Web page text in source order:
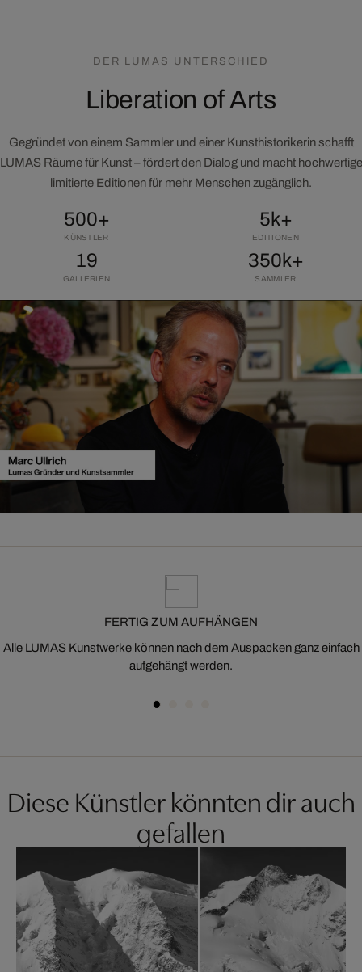
DER LUMAS UNTERSCHIED
Liberation of Arts
Gegründet von einem Sammler und einer Kunsthistorikerin schafft
LUMAS Räume für Kunst – fördert den Dialog und macht hochwertige
limitierte Editionen für mehr Menschen zugänglich.
500+
KÜNSTLER
5k+
EDITIONEN
19
GALLERIEN
350k+
SAMMLER
FERTIG ZUM AUFHÄNGEN
Alle LUMAS Kunstwerke können nach dem Auspacken ganz einfach
aufgehängt werden.
Diese Künstler könnten dir auch
gefallen